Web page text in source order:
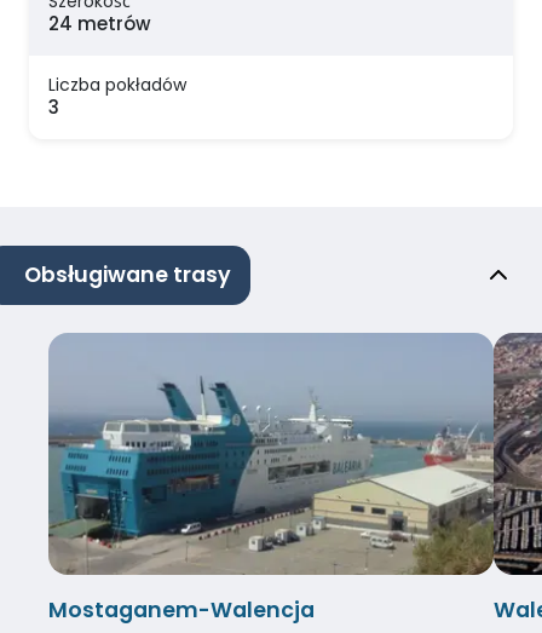
24 metrów
Liczba pokładów
3
Obsługiwane trasy
Mostaganem-Walencja